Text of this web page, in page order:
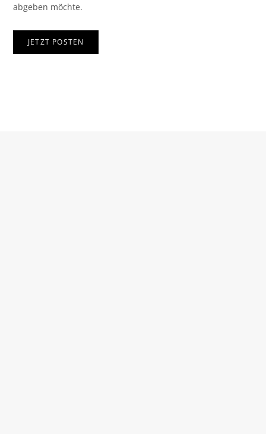
abgeben möchte.